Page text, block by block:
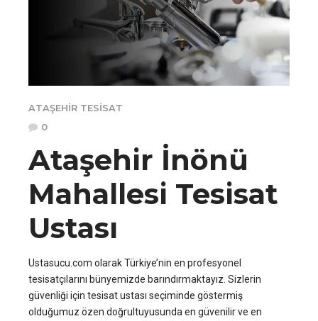
ATAŞEHIR TESISAT
0
Ataşehir İnönü
Mahallesi Tesisat
Ustası
Ustasucu.com olarak Türkiye’nin en profesyonel
tesisatçılarını bünyemizde barındırmaktayız. Sizlerin
güvenliği için tesisat ustası seçiminde göstermiş
olduğumuz özen doğrultuyusunda en güvenilir ve en